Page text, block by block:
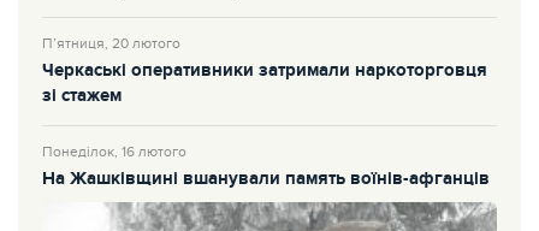
П’ятниця, 20 лютого
Черкаські оперативники затримали наркоторговця
зі стажем
Понеділок, 16 лютого
На Жашківщині вшанували память воїнів-афганців